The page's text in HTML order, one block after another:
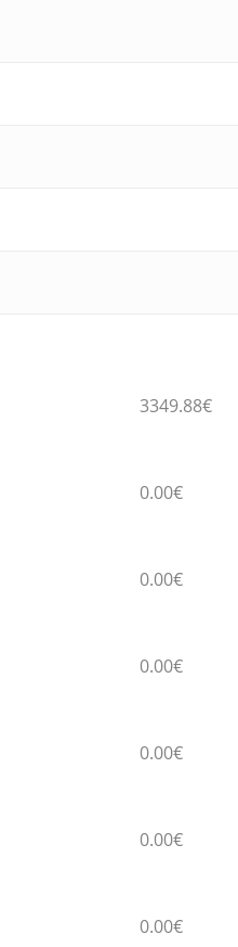
3349.88€
0.00€
0.00€
0.00€
0.00€
0.00€
0.00€